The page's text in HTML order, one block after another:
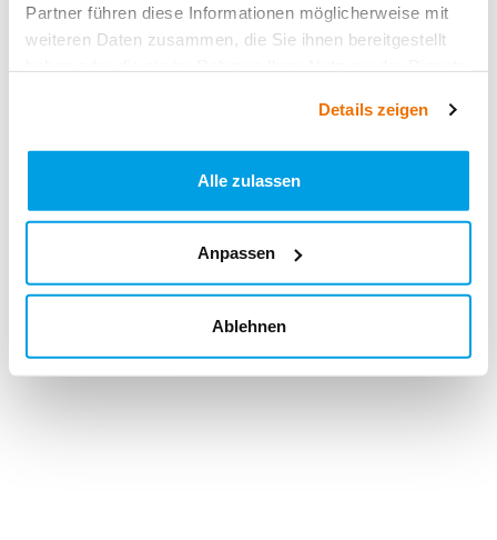
Partner führen diese Informationen möglicherweise mit
weiteren Daten zusammen, die Sie ihnen bereitgestellt
Details zeigen
Alle zulassen
Anpassen
Ablehnen